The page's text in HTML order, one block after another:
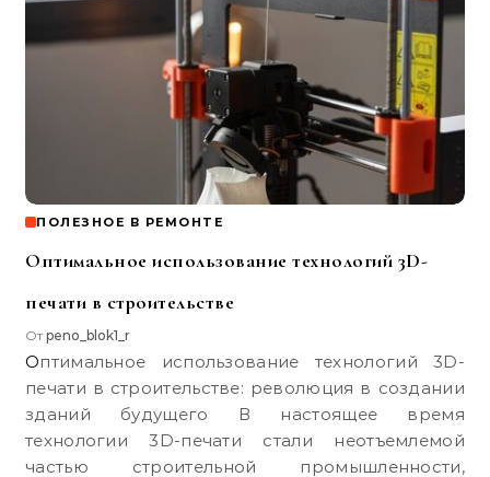
ПОЛЕЗНОЕ В РЕМОНТЕ
Оптимальное использование технологий 3D-
печати в строительстве
Отpeno_blok1_r
Оптимальное использование технологий 3D-
печати в строительстве: революция в создании
зданий будущего В настоящее время
технологии 3D-печати стали неотъемлемой
частью строительной промышленности,